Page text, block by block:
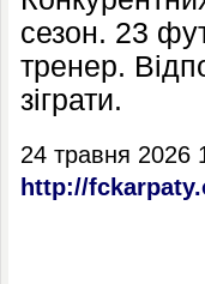
сезон. 23
тренер.
зіграти.
24 травня 2026
http://